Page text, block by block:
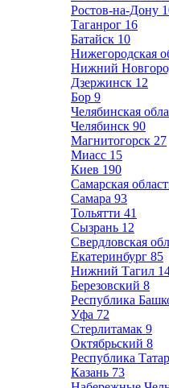
Ростов-на-Дону
Таганрог 16
Батайск 10
Нижегородская
Нижний
Дзержинск 12
Бор 9
Челябинская
Челябинск 90
Магнитогорск 27
Миасс 15
Киев 190
Самарская
Самара 93
Тольятти 41
Сызрань 12
Свердловская
Екатеринбург 85
Нижний Тагил
Березовский 8
Республика
Уфа 72
Стерлитамак 9
Октябрьский 8
Республика
Казань 73